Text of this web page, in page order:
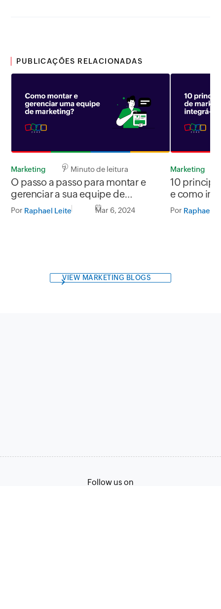
PUBLICAÇÕES RELACIONADAS
Marketing 7 Minuto de leitura
O passo a passo para montar e
gerenciar a sua equipe de
marketing
Por Raphael Leite Mar 6, 2024
Marketing
10
e como
Por Raphael
VIEW MARKETING BLOGS
Follow us on